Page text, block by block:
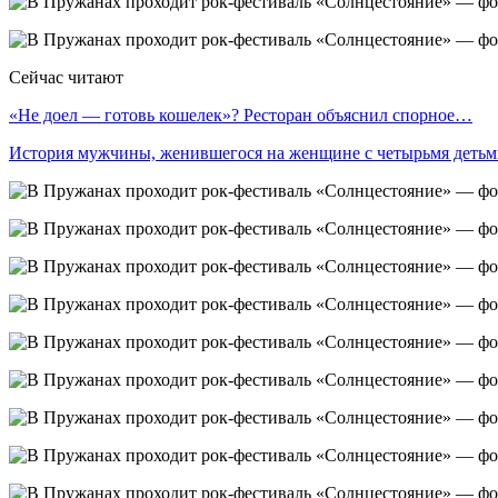
Сейчас читают
«Не доел — готовь кошелек»? Ресторан объяснил спорное…
История мужчины, женившегося на женщине с четырьмя